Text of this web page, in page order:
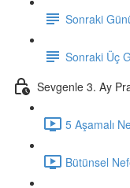
Sonraki
Sonraki Üç
Sevgenle 3. Ay
5 Aşamalı
Bütünsel